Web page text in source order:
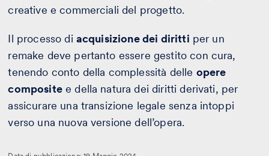
creative e commerciali del progetto.
Il processo di acquisizione dei diritti per un
remake deve pertanto essere gestito con cura,
tenendo conto della complessità delle opere
compositee della natura dei diritti derivati, per
assicurare una transizione legale senza intoppi
verso una nuova versione dell’opera.